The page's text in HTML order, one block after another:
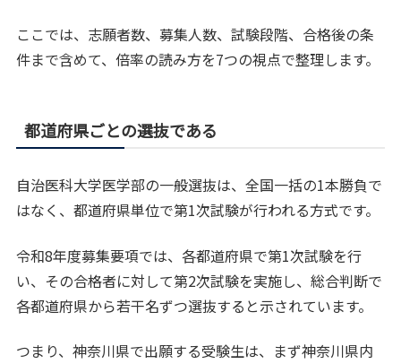
ここでは、志願者数、募集人数、試験段階、合格後の条
件まで含めて、倍率の読み方を7つの視点で整理します。
都道府県ごとの選抜である
自治医科大学医学部の一般選抜は、全国一括の1本勝負で
はなく、都道府県単位で第1次試験が行われる方式です。
令和8年度募集要項では、各都道府県で第1次試験を行
い、その合格者に対して第2次試験を実施し、総合判断で
各都道府県から若干名ずつ選抜すると示されています。
つまり、神奈川県で出願する受験生は、まず神奈川県内